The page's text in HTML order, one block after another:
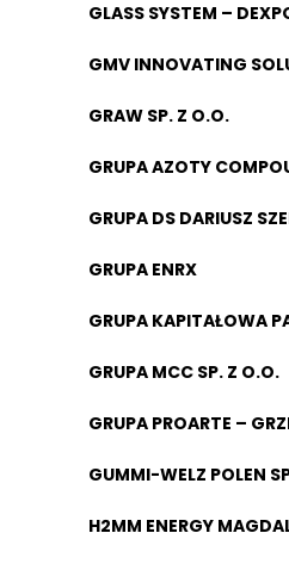
GLASS SYSTEM –
GMV INNOVATING
GRAW SP. Z O.O.
GRUPA AZOTY
GRUPA DS DARIUSZ
GRUPA ENRX
GRUPA KAPITAŁOWA
GRUPA MCC SP. Z O.O.
GRUPA PROARTE –
GUMMI-WELZ POLEN
H2MM ENERGY